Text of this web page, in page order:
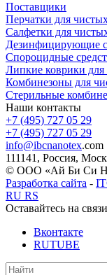
Поставщики
Перчатки для
Салфетки для
Дезинфицирующие
Спороцидные
Липкие коврики
Комбинезоны для
Стерильные
Наши контакты
+7 (495) 727 05 29
+7 (495) 727 05 29
info@ibcnanotex.com
111141, Россия,
© ООО «Ай Би Си
Разработка сайта -
RU RS
Оставайтесь на связи
Вконтакте
RUTUBE